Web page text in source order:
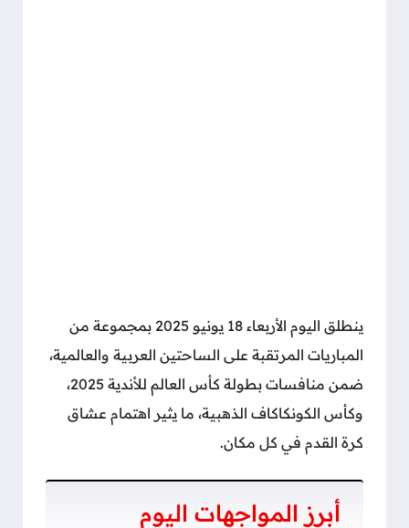
ينطلق اليوم الأربعاء 18 يونيو 2025 بمجموعة من
المباريات المرتقبة على الساحتين العربية والعالمية،
ضمن منافسات بطولة كأس العالم للأندية 2025،
وكأس الكونكاكاف الذهبية، ما يثير اهتمام عشاق
كرة القدم في كل مكان.
أبرز المواجهات اليوم